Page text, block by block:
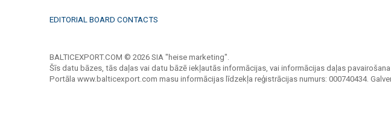
EDITORIAL BOARD CONTACTS
BALTICEXPORT.COM © 2026 SIA "heise marketing".
Šīs datu bāzes, tās daļas vai datu bāzē iekļautās informācijas, vai informācijas daļas
Portāla www.balticexport.com masu informācijas līdzekļa reģistrācijas numurs: 000740434.